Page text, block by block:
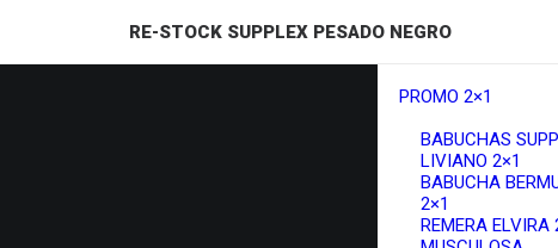
RE-STOCK SUPPLEX PESADO NEGRO
PROMO 2×1
BABUCHAS
LIVIANO 2×1
BABUCHA
2×1
REMERA ELVIRA